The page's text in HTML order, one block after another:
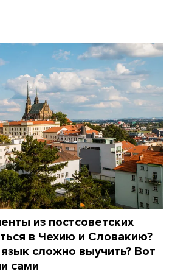
из постсоветских
в Чехию и Словакию?
сложно выучить? Вот
сами